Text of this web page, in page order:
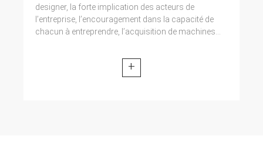
designer, la forte implication des acteurs de
l’entreprise, l’encouragement dans la capacité de
chacun à entreprendre, l’acquisition de machines...
+